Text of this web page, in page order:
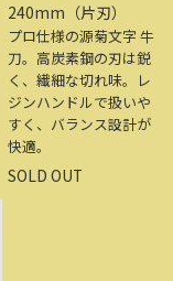
240mm（片刃）
プロ仕様の源菊文字 牛
刀。高炭素鋼の刃は鋭
く、繊細な切れ味。レ
ジンハンドルで扱いや
すく、バランス設計が
快適。
SOLD OUT